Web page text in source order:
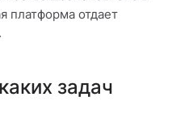
платформа отдает
задач